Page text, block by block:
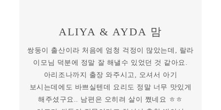
ALIYA & AYDA 맘
쌍둥이 출산이라 처음에 엄청 걱정이 많았는데, 랄라
이모님 덕분에 정말 잘 해낼수 있었던 것 같아요.
아리조나까지 출장 와주시고, 오셔서 아기
보시는데에도 바쁘실텐데 요리도 정말 너무 맛있게
해주셨구요.. 남편은 오히려 살이 쪘네요 ㅎㅎ